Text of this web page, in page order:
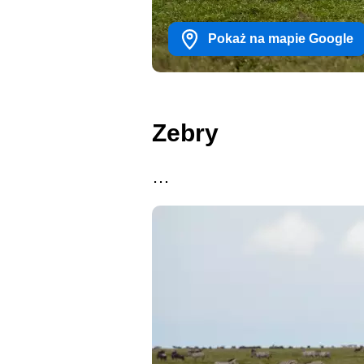
Pokaż na mapie Google
Zebry
…